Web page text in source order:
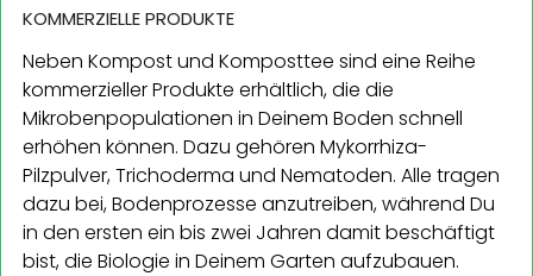
KOMMERZIELLE PRODUKTE
Neben Kompost und Komposttee sind eine Reihe
kommerzieller Produkte erhältlich, die die
Mikrobenpopulationen in Deinem Boden schnell
erhöhen können. Dazu gehören Mykorrhiza-
Pilzpulver, Trichoderma und Nematoden. Alle tragen
dazu bei, Bodenprozesse anzutreiben, während Du
in den ersten ein bis zwei Jahren damit beschäftigt
bist, die Biologie in Deinem Garten aufzubauen.